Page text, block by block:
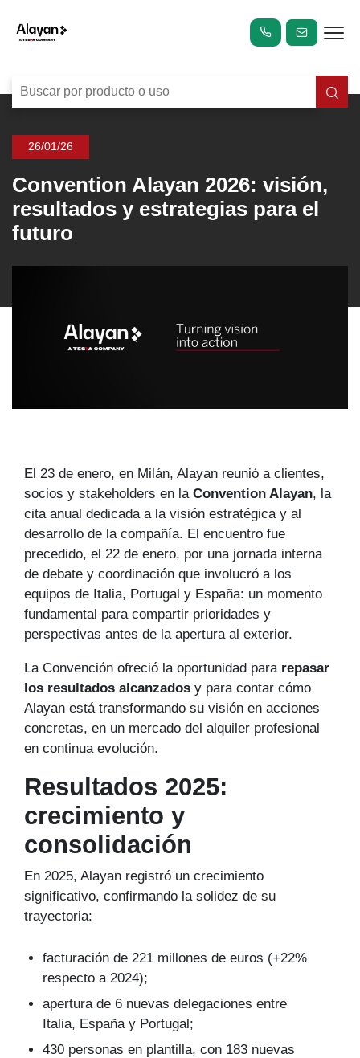
Convention Alayan 2026: visión,
resultados y estrategias para el
futuro
26/01/26
El 23 de enero, en Milán, Alayan reunió a clientes,
socios y stakeholders en la Convention Alayan, la
cita anual dedicada a la visión estratégica y al
desarrollo de la compañía. El encuentro fue
precedido, el 22 de enero, por una jornada interna
de debate y coordinación que involucró a los
equipos de Italia, Portugal y España: un momento
fundamental para compartir prioridades y
perspectivas antes de la apertura al exterior.
La Convención ofreció la oportunidad para repasar
los resultados alcanzados y para contar cómo
Alayan está transformando su visión en acciones
concretas, en un mercado del alquiler profesional
en continua evolución.
Resultados 2025:
crecimiento y
consolidación
En 2025, Alayan registró un crecimiento
significativo, confirmando la solidez de su
trayectoria:
facturación de 221 millones de euros (+22%
respecto a 2024);
apertura de 6 nuevas delegaciones entre
Italia, España y Portugal;
430 personas en plantilla, con 183 nuevas